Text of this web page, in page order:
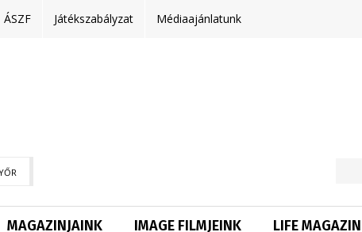
ÁSZF Játékszabályzat Médiaajánlatunk
MAGAZINJAINK IMAGE FILMJEINK LIFE MAGAZIN